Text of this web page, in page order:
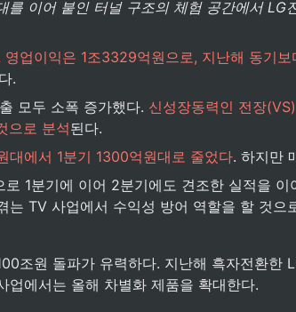
이어 붙인 터널 구조의 체험 공간에서 LG
업이익은 1조3329억원으로, 지난해 동기
.
모두 소폭 증가했다. 신성장동력인 전장
으로 분석된다.
대에서 1분기 1300억원대로 줄었다. 하지만
1분기에 이어 2분기에도 견조한 실적을
TV 사업에서 수익성 방어 역할을 할 것으
조원 돌파가 유력하다. 지난해 흑자전환한
업에서는 올해 차별화 제품을 확대한다.